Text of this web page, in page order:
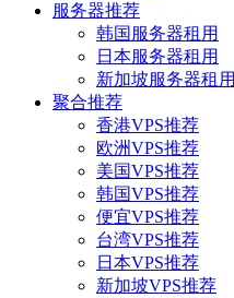
服务器推荐
韩国服务器租用
日本服务器租用
新加坡服务器租用
聚合推荐
香港VPS推荐
欧洲VPS推荐
美国VPS推荐
韩国VPS推荐
便宜VPS推荐
台湾VPS推荐
日本VPS推荐
新加坡VPS推荐